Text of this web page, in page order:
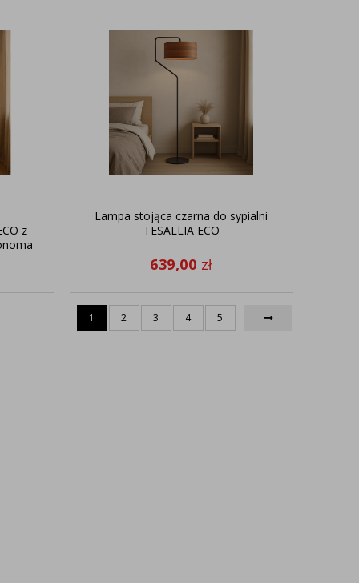
z
Lampa stojąca czarna do sypialni
TESALLIA ECO
639,00 zł
1 2 3 4 5